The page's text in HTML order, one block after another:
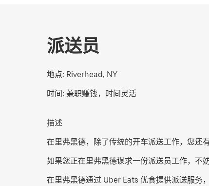
派送员
地点: Riverhead, NY
时间: 兼职赚钱，时间灵活
描述
在里弗黑德，除了传统的开车派送工作，您还
如果您正在里弗黑德谋求一份派送员工作，不
在里弗黑德通过 Uber Eats 优食提供派送服务